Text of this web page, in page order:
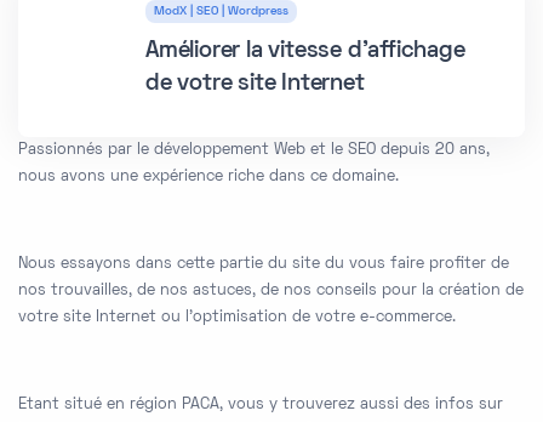
ModX | SEO | Wordpress
Améliorer la vitesse d'affichage
de votre site Internet
Passionnés par le développement Web et le SEO depuis 20 ans,
nous avons une expérience riche dans ce domaine.
Nous essayons dans cette partie du site du vous faire profiter de
nos trouvailles, de nos astuces, de nos conseils pour la création de
votre site Internet ou l'optimisation de votre e-commerce.
Etant situé en région PACA, vous y trouverez aussi des infos sur